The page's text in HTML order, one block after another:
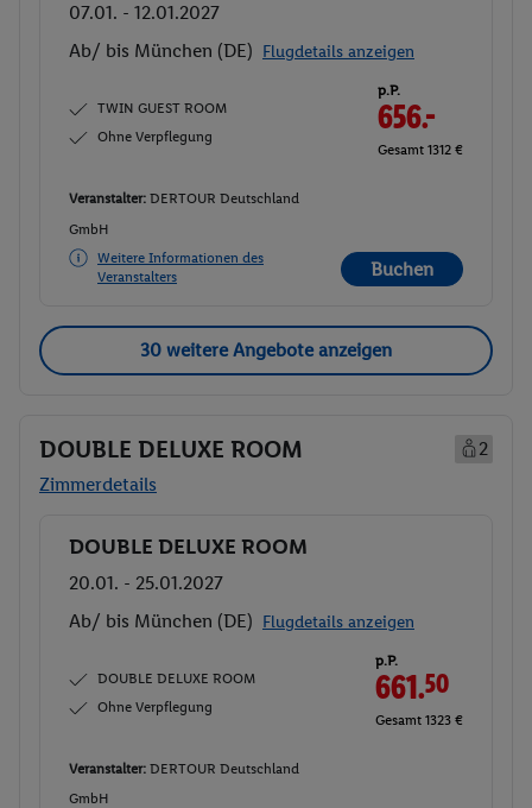
07.01. - 12.01.2027
Ab/ bis München (DE) Flugdetails anzeigen
TWIN GUEST ROOM
Ohne Verpflegung
p.P.
656.-
Gesamt 1312 €
Veranstalter: DERTOUR Deutschland
GmbH
Weitere Informationen des
Veranstalters
Buchen
30 weitere Angebote anzeigen
DOUBLE DELUXE ROOM
2
Zimmerdetails
Buchen
DOUBLE DELUXE ROOM
20.01. - 25.01.2027
Ab/ bis München (DE) Flugdetails anzeigen
DOUBLE DELUXE ROOM
Ohne Verpflegung
p.P.
661.50
Gesamt 1323 €
Veranstalter: DERTOUR Deutschland
GmbH